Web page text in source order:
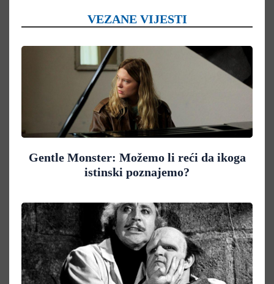
VEZANE VIJESTI
Gentle Monster: Možemo li reći da ikoga
istinski poznajemo?